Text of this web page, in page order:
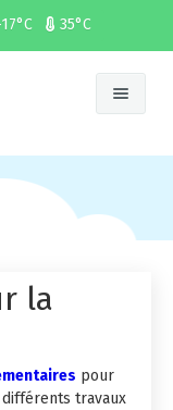
35°C
la
pour
travaux